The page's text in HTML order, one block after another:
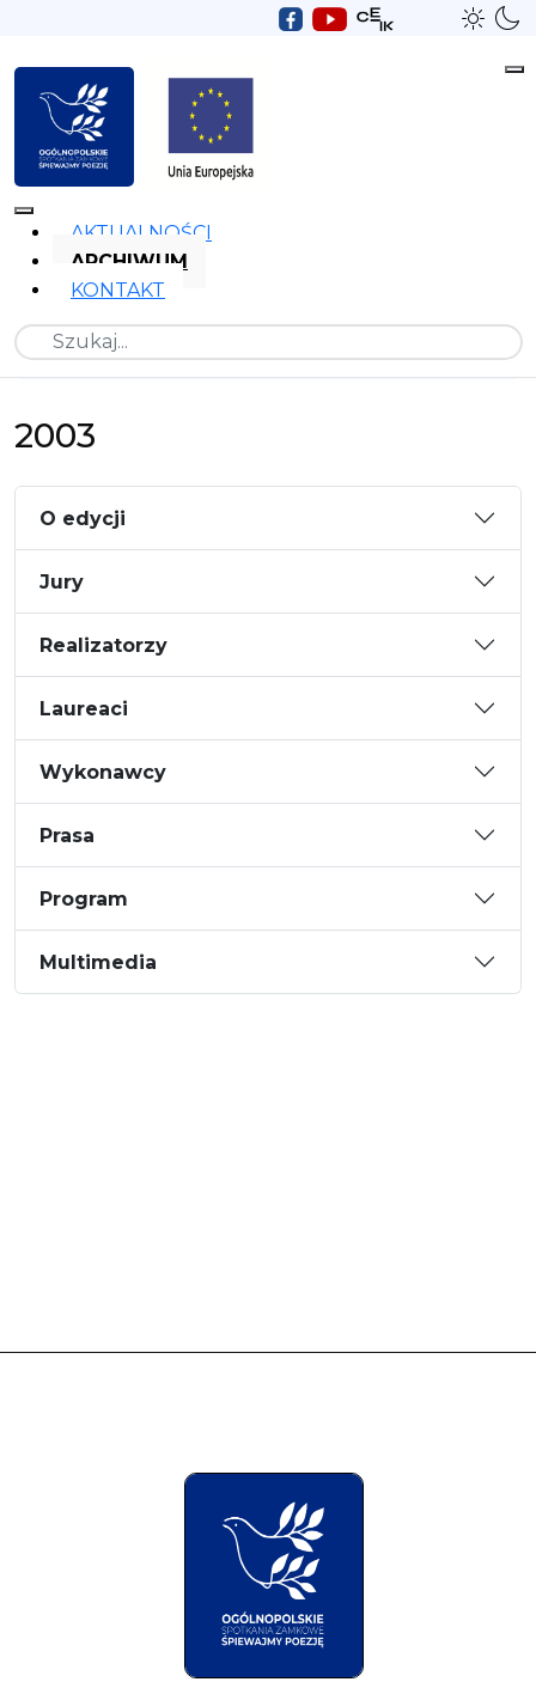
AKTUALNOŚCI
ARCHIWUM
KONTAKT
Szukaj
2003
O edycji
Jury
Realizatorzy
Laureaci
Wykonawcy
Prasa
Program
Multimedia